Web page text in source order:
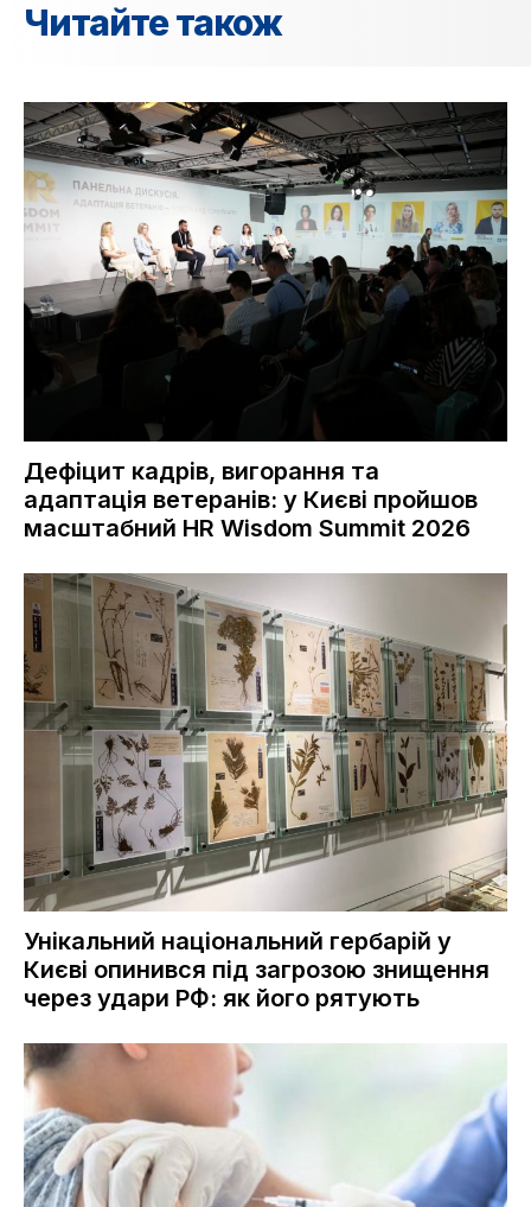
Читайте також
Дефіцит кадрів, вигорання та
адаптація ветеранів: у Києві пройшов
масштабний HR Wisdom Summit 2026
Унікальний національний гербарій у
Києві опинився під загрозою знищення
через удари РФ: як його рятують